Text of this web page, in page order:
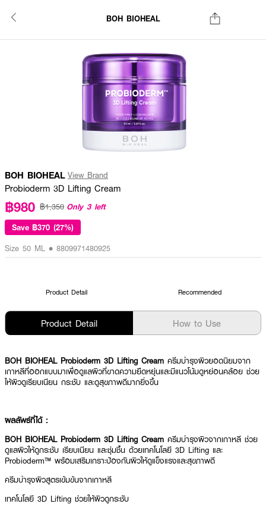
BOH BIOHEAL
BOH BIOHEAL View Brand
Probioderm 3D Lifting Cream
฿980 ฿1,350 Only 3 left
Save ฿370 (27%)
Size 50 ML • 8809971480925
Product Detail Recommended
Product Detail How to Use
BOH BIOHEAL Probioderm 3D Lifting Cream ครีมบำรุงผิวยอดนิยมจาก
เกาหลีที่ออกแบบมาเพื่อดูแลผิวที่ขาดความยืดหยุ่นและมีแนวโน้มดูหย่อนคล้อย ช่วย
ให้ผิวดูเรียบเนียน กระชับ และดูสุขภาพดีมากยิ่งขึ้น
ผลลัพธ์ที่ได้ :
BOH BIOHEAL Probioderm 3D Lifting Cream ครีมบำรุงผิวจากเกาหลี ช่วย
ดูแลผิวให้ดูกระชับ เรียบเนียน และชุ่มชื้น ด้วยเทคโนโลยี 3D Lifting และ
Probioderm™ พร้อมเสริมเกราะป้องกันผิวให้ดูแข็งแรงและสุขภาพดี
ครีมบำรุงผิวสูตรเข้มข้นจากเกาหลี
เทคโนโลยี 3D Lifting ช่วยให้ผิวดูกระชับ